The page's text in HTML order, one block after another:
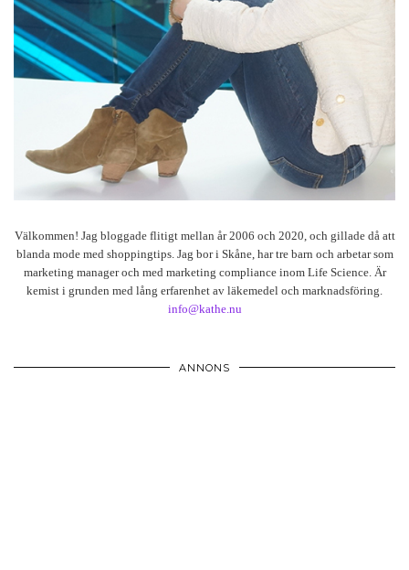
Välkommen! Jag bloggade flitigt mellan år 2006 och 2020, och gillade då att
blanda mode med shoppingtips. Jag bor i Skåne, har tre barn och arbetar som
marketing manager och med marketing compliance inom Life Science. Är
kemist i grunden med lång erfarenhet av läkemedel och marknadsföring.
info@kathe.nu
ANNONS